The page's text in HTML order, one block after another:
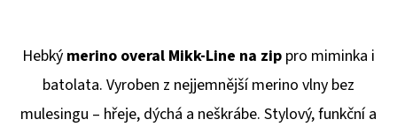
Hebký merino overal Mikk-Line na zip pro miminka i
batolata. Vyroben z nejjemnější merino vlny bez
mulesingu – hřeje, dýchá a neškrábe. Stylový, funkční a
Ř
B